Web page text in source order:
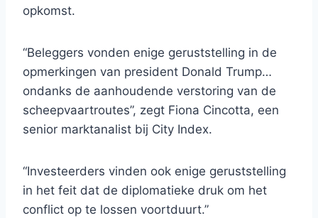
opkomst.
“Beleggers vonden enige geruststelling in de
opmerkingen van president Donald Trump…
ondanks de aanhoudende verstoring van de
scheepvaartroutes”, zegt Fiona Cincotta, een
senior marktanalist bij City Index.
“Investeerders vinden ook enige geruststelling
in het feit dat de diplomatieke druk om het
conflict op te lossen voortduurt.”